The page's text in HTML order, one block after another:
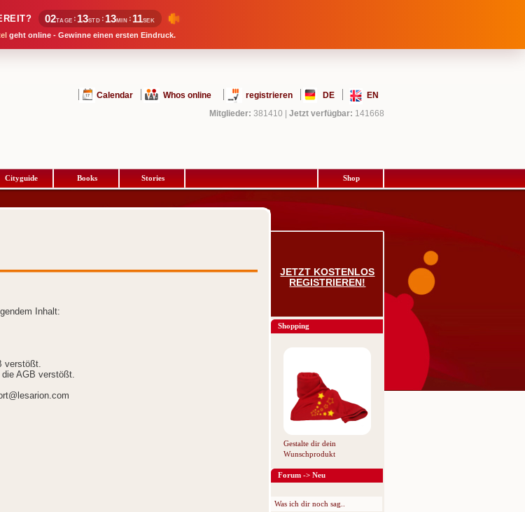
02TAGE : 13STD : 13MIN : 11SEK
geht online - Gewinne einen ersten Eindruck.
Calendar Whos online registrieren DE
EN
Mitglieder: 381410 Jetzt verfügbar: 141668
Cityguide Books Stories Shop
Inhalt:
verstößt.
AGB verstößt.
JETZT KOSTENLOS
REGISTRIEREN!
Shopping
Gestalte dir dein
Wunschprodukt
Forum -> Neu
Was ich dir noch sag..